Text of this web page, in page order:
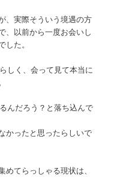
、実際そういう境遇の方
、以前から一度お会いし
た。
しく、会って見て本当に
んだろう？と落ち込んで
かったと思ったらしいで
てらっしゃる現状は、